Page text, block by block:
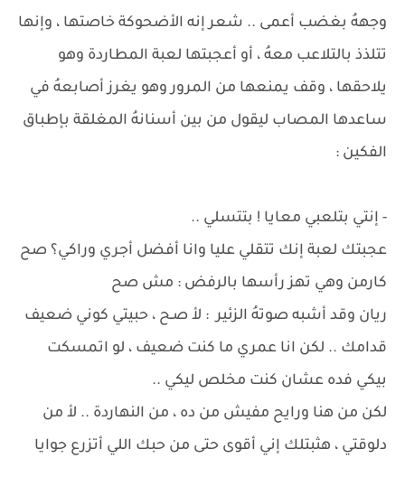
وجههُ بغضب أعمى .. شعر إنه الأضحوكة خاصتها ، وإنها
تتلذذ بالتلاعب معهُ ، أو أعجبتها لعبة المطاردة وهو
يلاحقها ، وقف يمنعها من المرور وهو يغرز أصابعهُ في
ساعدها المصاب ليقول من بين أسنانهُ المغلقة بإطباق
الفكين :
- إنتي بتلعبي معايا ! بتتسلي ..
عجبتك لعبة إنك تتقلي عليا وانا أفضل أجري وراكي؟ صح
كارمن وهي تهز رأسها بالرفض : مش صح
ريان وقد أشبه صوتهُ الزئير : لأ صـح ، حبيتي كوني ضعيف
قدامك .. لكن انا عمري ما كنت ضعيف ، لو اتمسكت
بيكي فده عشان كنت مخلص ليكي ..
لكن من هنا ورايح مفيش من ده ، من النهاردة .. لأ من
دلوقتي ، هثبتلك إني أقوى حتى من حبك اللي أتزرع جوايا